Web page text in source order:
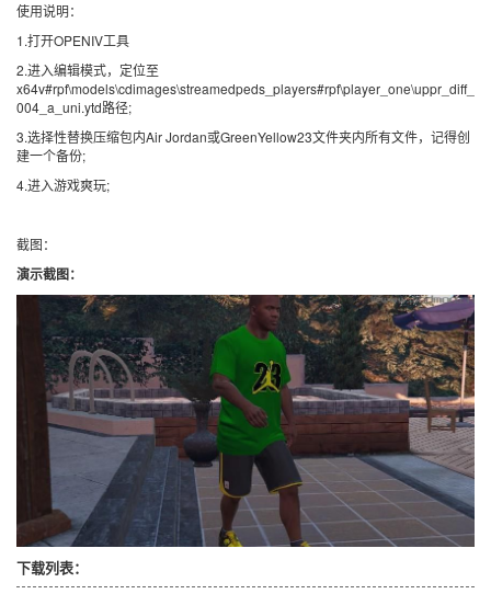
使用说明：
1.打开OPENIV工具
2.进入编辑模式，定位至
x64v#rpf\models\cdimages\streamedpeds_players#rpf\player_one\uppr_diff_
004_a_uni.ytd路径;
3.选择性替换压缩包内Air Jordan或GreenYellow23文件夹内所有文件，记得创
建一个备份;
4.进入游戏爽玩;
截图：
演示截图：
下载列表：